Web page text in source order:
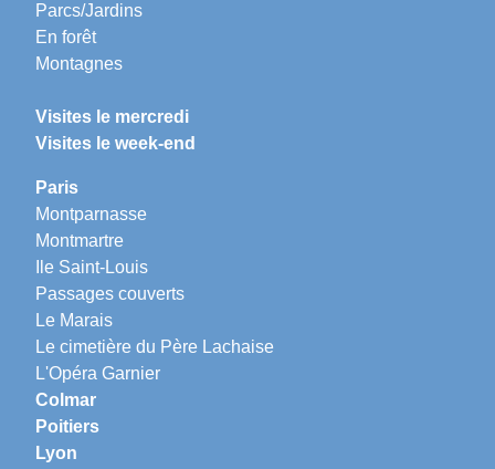
Parcs/Jardins
En forêt
Montagnes
Visites le mercredi
Visites le week-end
Paris
Montparnasse
Montmartre
Ile Saint-Louis
Passages couverts
Le Marais
Le cimetière du Père Lachaise
L'Opéra Garnier
Colmar
Poitiers
Lyon